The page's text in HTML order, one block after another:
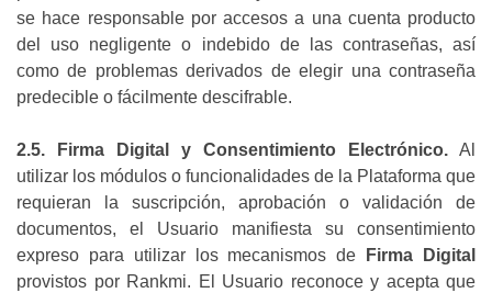
se hace responsable por accesos a una cuenta producto
del uso negligente o indebido de las contraseñas, así
como de problemas derivados de elegir una contraseña
predecible o fácilmente descifrable.
2.5. Firma Digital y Consentimiento Electrónico. Al
utilizar los módulos o funcionalidades de la Plataforma que
requieran la suscripción, aprobación o validación de
documentos, el Usuario manifiesta su consentimiento
expreso para utilizar los mecanismos de
Firma Digital
provistos por Rankmi. El Usuario reconoce y acepta que